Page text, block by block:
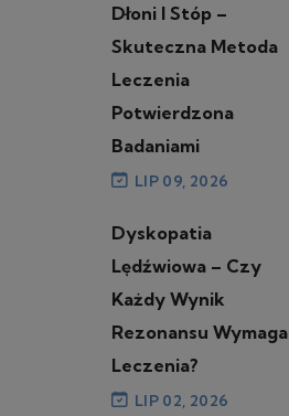
Dłoni I Stóp –
Skuteczna Metoda
Leczenia
Potwierdzona
Badaniami
LIP 09, 2026
Dyskopatia
Lędźwiowa – Czy
Każdy Wynik
Rezonansu Wymaga
Leczenia?
LIP 02, 2026